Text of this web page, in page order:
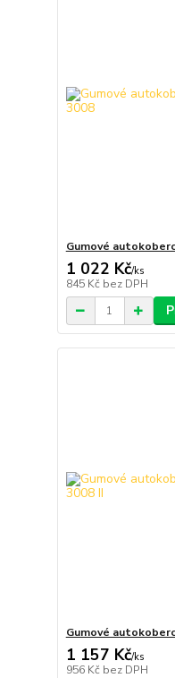
Gumové
1 022 Kč/ks
845 Kč bez DPH
Gumové
1 157 Kč/ks
956 Kč bez DPH